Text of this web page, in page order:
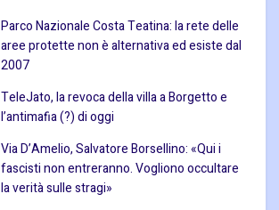
Parco Nazionale Costa Teatina: la rete delle
aree protette non è alternativa ed esiste dal
2007
TeleJato, la revoca della villa a Borgetto e
l’antimafia (?) di oggi
Via D’Amelio, Salvatore Borsellino: «Qui i
fascisti non entreranno. Vogliono occultare
la verità sulle stragi»